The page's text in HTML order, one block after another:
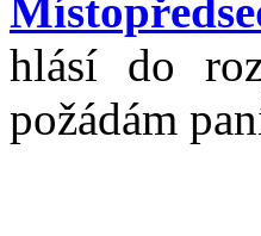
hlásí do
požádám